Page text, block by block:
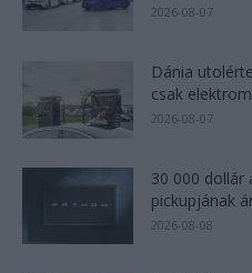
2026-08-07
Dánia
csak
2026-08-07
30 000 dollár
pickupjának
2026-08-08